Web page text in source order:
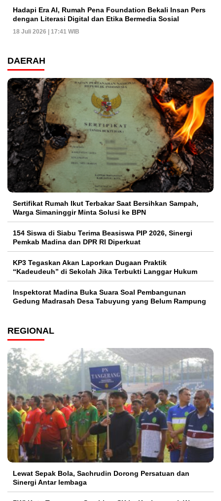
Hadapi Era AI, Rumah Pena Foundation Bekali Insan Pers
dengan Literasi Digital dan Etika Bermedia Sosial
18 Juli 2026 | 17:41 WIB
DAERAH
Sertifikat Rumah Ikut Terbakar Saat Bersihkan Sampah,
Warga Simaninggir Minta Solusi ke BPN
154 Siswa di Siabu Terima Beasiswa PIP 2026, Sinergi
Pemkab Madina dan DPR RI Diperkuat
KP3 Tegaskan Akan Laporkan Dugaan Praktik
“Kadeudeuh” di Sekolah Jika Terbukti Langgar Hukum
Inspektorat Madina Buka Suara Soal Pembangunan
Gedung Madrasah Desa Tabuyung yang Belum Rampung
REGIONAL
Lewat Sepak Bola, Sachrudin Dorong Persatuan dan
Sinergi Antar lembaga